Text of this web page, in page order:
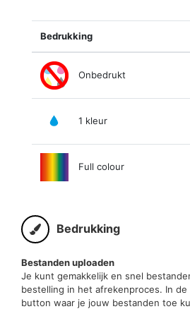
Bedrukking
Onbedrukt
1 kleur
Full colour
Bedrukking
Bestanden uploaden
Je kunt gemakkelijk en snel
bestelling in het afrekenproces. In
button waar je jouw bestanden toe